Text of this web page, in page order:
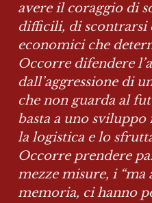
avere il coraggio di
difficili, di scontrarsi
economici che
Occorre difendere
dall’aggressione di
che non guarda al
basta a uno
la logistica e lo
Occorre prendere
mezze misure, i “ma
memoria, ci hanno